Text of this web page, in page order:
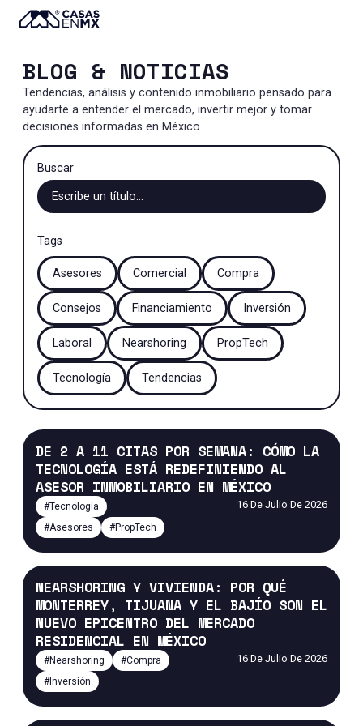
BLOG & NOTICIAS
Tendencias, análisis y contenido inmobiliario pensado para
ayudarte a entender el mercado, invertir mejor y tomar
decisiones informadas en México.
Buscar
Tags
Asesores Comercial Compra
Consejos Financiamiento Inversión
Laboral Nearshoring PropTech
Tecnología Tendencias
DE 2 A 11 CITAS POR SEMANA: CÓMO LA
TECNOLOGÍA ESTÁ REDEFINIENDO AL
ASESOR INMOBILIARIO EN MÉXICO
#Tecnología
#Asesores #PropTech
16 De Julio De 2026
NEARSHORING Y VIVIENDA: POR QUÉ
MONTERREY, TIJUANA Y EL BAJÍO SON EL
NUEVO EPICENTRO DEL MERCADO
RESIDENCIAL EN MÉXICO
#Nearshoring #Compra
#Inversión
16 De Julio De 2026